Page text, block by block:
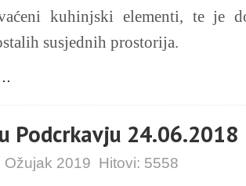
kuhinjski elementi, te je
susjednih prostorija.
Podcrkavju 24.06.2018
Ožujak 2019 Hitovi: 5558